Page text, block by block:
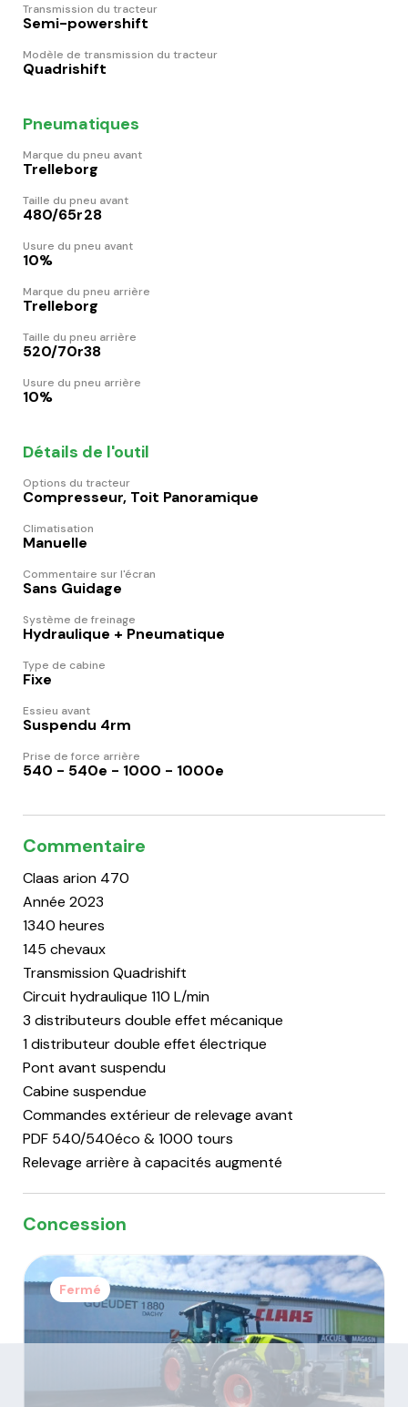
Transmission du tracteur
Semi-powershift
Modèle de transmission du tracteur
Quadrishift
Pneumatiques
Marque du pneu avant
Trelleborg
Taille du pneu avant
480/65r28
Usure du pneu avant
10%
Marque du pneu arrière
Trelleborg
Taille du pneu arrière
520/70r38
Usure du pneu arrière
10%
Détails de l'outil
Options du tracteur
Compresseur, Toit Panoramique
Climatisation
Manuelle
Commentaire sur l'écran
Sans Guidage
Système de freinage
Hydraulique + Pneumatique
Type de cabine
Fixe
Essieu avant
Suspendu 4rm
Prise de force arrière
540 - 540e - 1000 - 1000e
Commentaire
Claas arion 470
Année 2023
1340 heures
145 chevaux
Transmission Quadrishift
Circuit hydraulique 110 L/min
3 distributeurs double effet mécanique
1 distributeur double effet électrique
Pont avant suspendu
Cabine suspendue
Commandes extérieur de relevage avant
PDF 540/540éco & 1000 tours
Relevage arrière à capacités augmenté
Concession
Fermé